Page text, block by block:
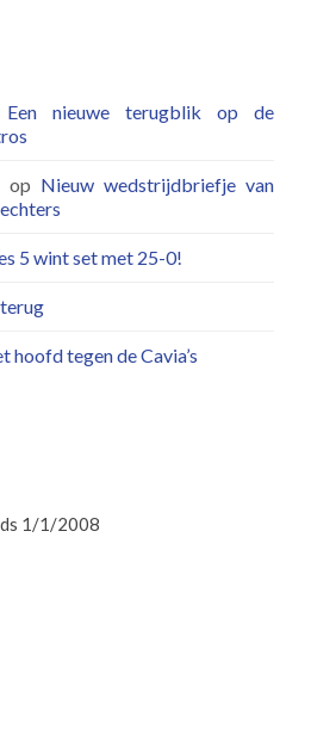
Een nieuwe terugblik op de
op Nieuw wedstrijdbriefje van
5 wint set met 25-0!
hoofd tegen de Cavia’s
1/1/2008